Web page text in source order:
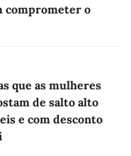
comprometer o
que as mulheres
de salto alto
e com desconto